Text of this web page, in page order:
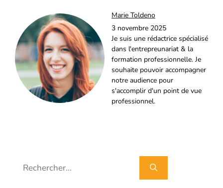
Marie Toldeno
3 novembre 2025
Je suis une rédactrice spécialisé
dans l'entrepreunariat & la
formation professionnelle. Je
souhaite pouvoir accompagner
notre audience pour
s'accomplir d'un point de vue
professionnel.
Rechercher :